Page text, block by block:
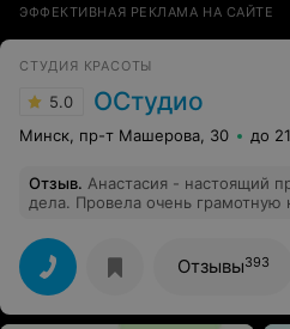
ЭФФЕКТИВНАЯ РЕКЛАМА НА САЙТЕ
СТУДИЯ КРАСОТЫ
5.0 ОСтудио
Минск, пр-т Машерова, 30 до
Отзыв. Анастасия - настоящий
дела. Провела очень грамотную
вариант. Работу проделала на
Результат превзошёл мои
волосы выглядят великолепно.
благодарность за
красоты "ОСтудио" рекомендую.
Отзывы393